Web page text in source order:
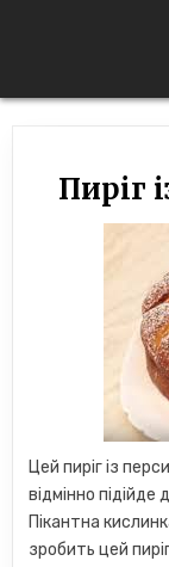
Пиріг
Цей пиріг із
відмінно підійде
Пікантна
зробить цей